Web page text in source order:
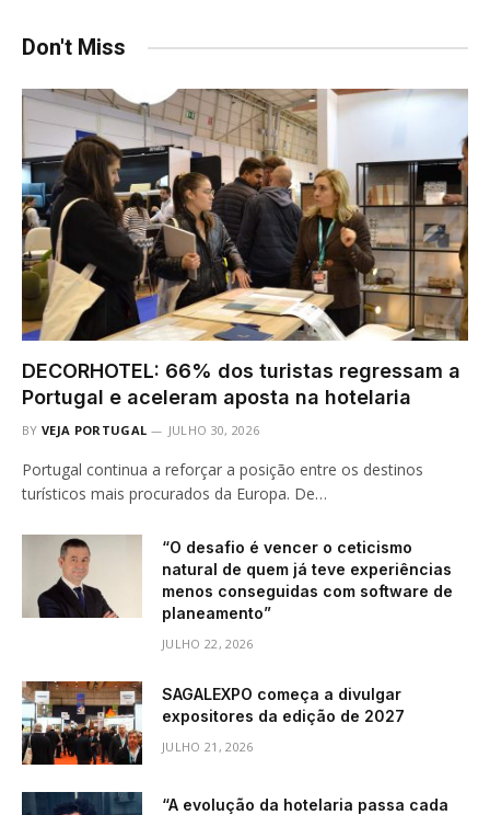
Don't Miss
DECORHOTEL: 66% dos turistas regressam a
Portugal e aceleram aposta na hotelaria
BY VEJA PORTUGAL JULHO 30, 2026
Portugal continua a reforçar a posição entre os destinos
turísticos mais procurados da Europa. De…
“O desafio é vencer o ceticismo
natural de quem já teve experiências
menos conseguidas com software de
planeamento”
JULHO 22, 2026
SAGALEXPO começa a divulgar
expositores da edição de 2027
JULHO 21, 2026
“A evolução da hotelaria passa cada